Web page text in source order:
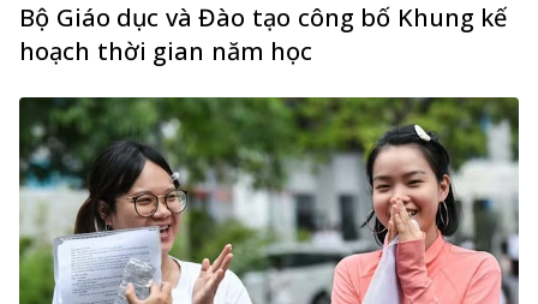
Bộ Giáo dục và Đào tạo công bố Khung kế
hoạch thời gian năm học